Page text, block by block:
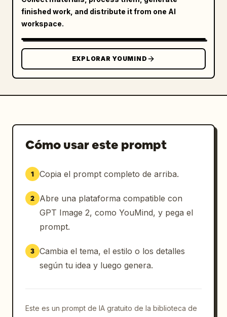
finished work, and distribute it from one AI
workspace.
EXPLORAR YOUMIND
Cómo usar este prompt
1 Copia el prompt completo de arriba.
2
Abre una plataforma compatible con
GPT Image 2, como YouMind, y pega el
prompt.
3 Cambia el tema, el estilo o los detalles
según tu idea y luego genera.
Este es un prompt de IA gratuito de la biblioteca de